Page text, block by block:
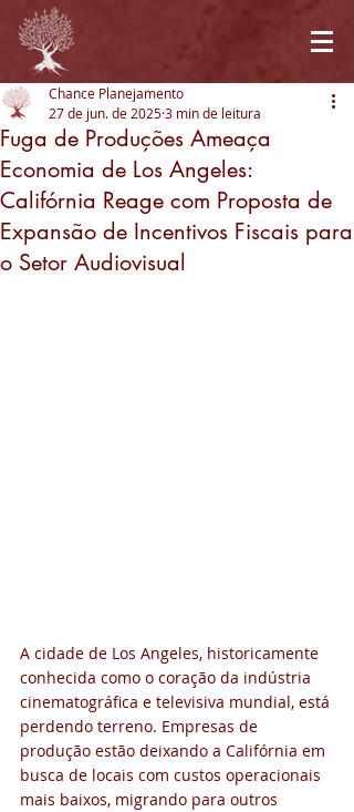
Fuga de Produções Ameaça
Economia de Los Angeles:
Califórnia Reage com Proposta de
Expansão de Incentivos Fiscais para
o Setor Audiovisual
Chance Planejamento
27 de jun. de 20253 min de leitura
A cidade de Los Angeles, historicamente
conhecida como o coração da indústria
cinematográfica e televisiva mundial, está
perdendo terreno. Empresas de
produção estão deixando a Califórnia em
busca de locais com custos operacionais
mais baixos, migrando para outros